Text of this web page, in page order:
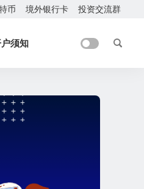
币 境外银行卡 投资交流群
须知